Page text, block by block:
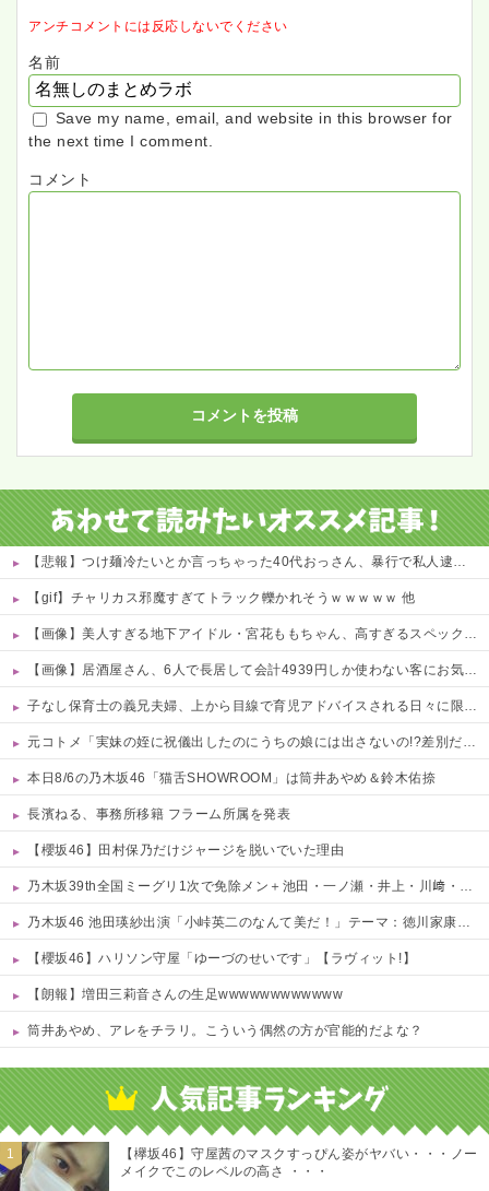
アンチコメントには反応しないでください
名前
Save my name, email, and website in this browser for
the next time I comment.
コメント
【悲報】つけ麺冷たいとか言っちゃった40代おっさん、暴行で私人逮捕されるｗｗｗｗ 他
【gif】チャリカス邪魔すぎてトラック轢かれそうｗｗｗｗｗ 他
【画像】美人すぎる地下アイドル・宮花ももちゃん、高すぎるスペックがこちらｗｗｗｗ 他
【画像】居酒屋さん、6人で長居して会計4939円しか使わない客にお気持ち表明してしまう←コレどっちが悪いんや？？？？？？
子なし保育士の義兄夫婦、上から目線で育児アドバイスされる日々に限界！「この時期は知育おもちゃが〜」と理想論を語り、義父母も「頼れ頼れ」とウザすぎる・・・
元コトメ「実妹の姪に祝儀出したのにうちの娘には出さないの!?差別だ100万出せ！」→断ったら我が家に侵入して1000万相当の宝飾品を泥＆夫の形見を破壊！
本日8/6の乃木坂46「猫舌SHOWROOM」は筒井あやめ＆鈴木佑捺
長濱ねる、事務所移籍 フラーム所属を発表
【櫻坂46】田村保乃だけジャージを脱いでいた理由
乃木坂39th全国ミーグリ1次で免除メン＋池田・一ノ瀬・井上・川﨑・菅原・中西が全完売
乃木坂46 池田瑛紗出演「小峠英二のなんて美だ！」テーマ：徳川家康【2025.8.5 24:00〜 TOKYO MX】
【櫻坂46】ハリソン守屋「ゆーづのせいです」【ラヴィット!】
【朗報】増田三莉音さんの生足wwwwwwwwwwww
筒井あやめ、アレをチラリ。こういう偶然の方が官能的だよな？
【欅坂46】守屋茜のマスクすっぴん姿がヤバい・・・ノー
メイクでこのレベルの高さ ・・・